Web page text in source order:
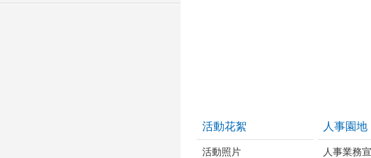
活動花絮
活動照片
人事園地
人事業務